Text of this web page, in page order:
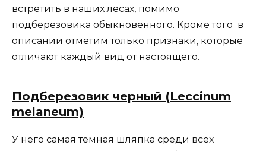
встретить в наших лесах, помимо
подберезовика обыкновенного. Кроме того в
описании отметим только признаки, которые
отличают каждый вид от настоящего.
Подберезовик черный (Leccinum
melaneum)
У него самая темная шляпка среди всех